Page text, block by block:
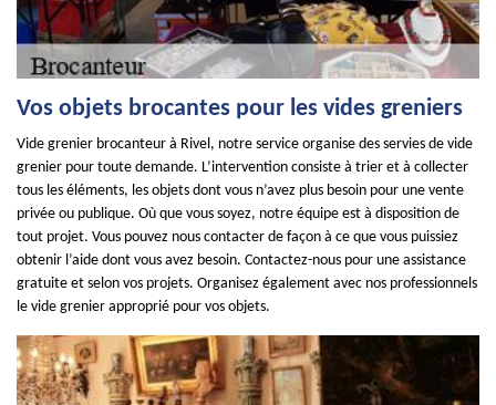
Vos objets brocantes pour les vides greniers
Vide grenier brocanteur à Rivel, notre service organise des servies de vide
grenier pour toute demande. L’intervention consiste à trier et à collecter
tous les éléments, les objets dont vous n’avez plus besoin pour une vente
privée ou publique. Où que vous soyez, notre équipe est à disposition de
tout projet. Vous pouvez nous contacter de façon à ce que vous puissiez
obtenir l’aide dont vous avez besoin. Contactez-nous pour une assistance
gratuite et selon vos projets. Organisez également avec nos professionnels
le vide grenier approprié pour vos objets.